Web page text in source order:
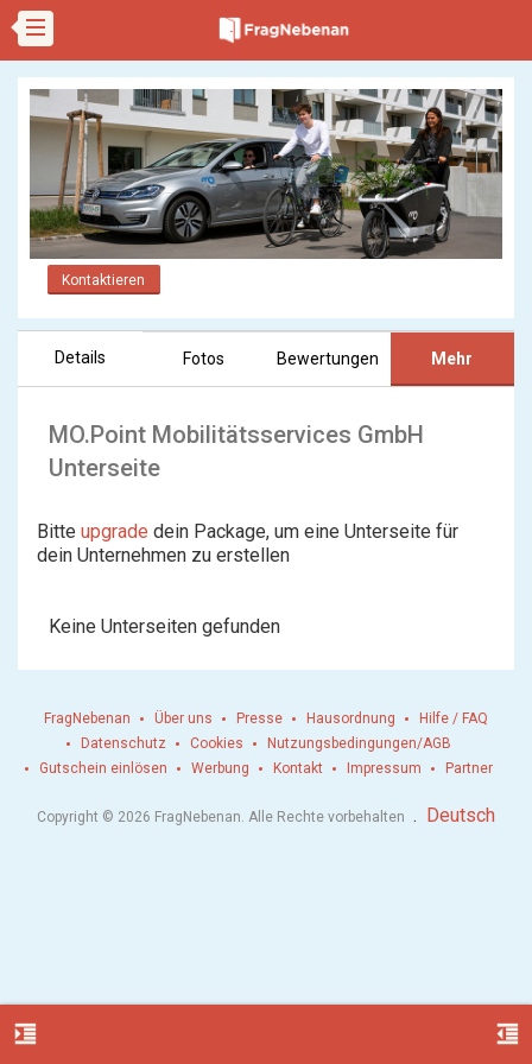
Kontaktieren
Details Fotos Bewertungen Mehr
MO.Point Mobilitätsservices GmbH
Unterseite
Bitte upgrade dein Package, um eine Unterseite für
dein Unternehmen zu erstellen
Keine Unterseiten gefunden
format_indent_increase format_indent_decrease
FragNebenan Über uns Presse Hausordnung
Hilfe / FAQ
Datenschutz
Cookies
Nutzungsbedingungen/AGB
Gutschein einlösen
Werbung Kontakt Impressum Partner
Copyright © 2026 FragNebenan. Alle Rechte vorbehalten . Deutsch